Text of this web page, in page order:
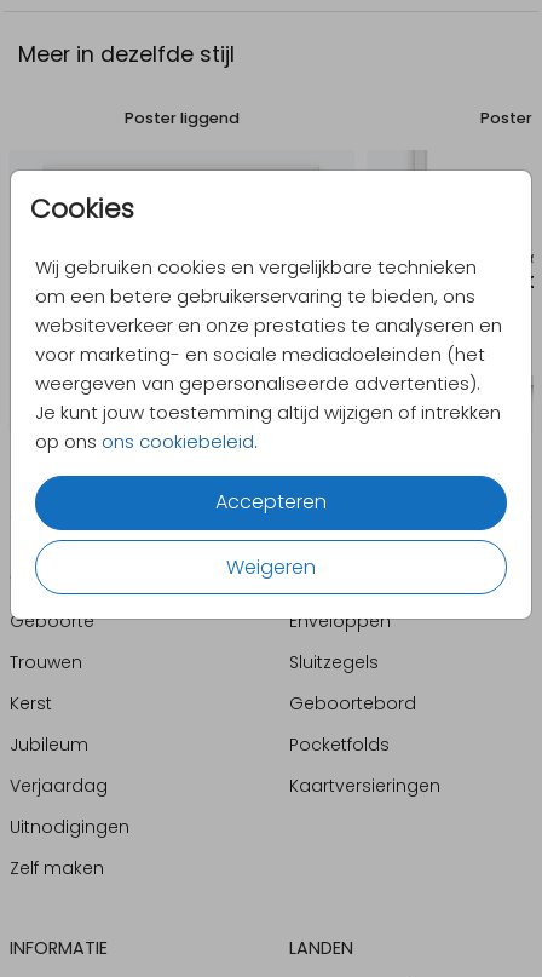
Cookies
Wij gebruiken cookies en vergelijkbare technieken
om een betere gebruikerservaring te bieden, ons
websiteverkeer en onze prestaties te analyseren en
voor marketing- en sociale mediadoeleinden (het
weergeven van gepersonaliseerde advertenties).
Je kunt jouw toestemming altijd wijzigen of intrekken
op ons ons cookiebeleid.
Accepteren
Weigeren
Meer in dezelfde stijl
Poster liggend Poster
CATEGORIEËN
Geboorte
Trouwen
Kerst
Jubileum
Verjaardag
Uitnodigingen
Zelf maken
PRODUCTEN
Enveloppen
Sluitzegels
Geboortebord
Pocketfolds
Kaartversieringen
INFORMATIE
LANDEN